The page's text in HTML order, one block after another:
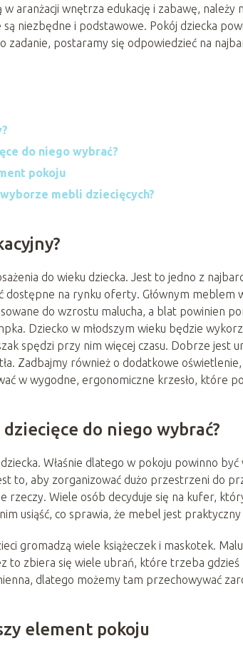
aranżacji wnętrza edukację i zabawę, należy
niezbędne i podstawowe. Pokój dziecka
zadanie, postaramy się odpowiedzieć na
do niego wybrać?
pokoju
mebli dziecięcych?
do wieku dziecka. Jest to jedno z
na rynku oferty. Głównym meblem
do wzrostu malucha, a blat powinien
Dziecko w młodszym wieku będzie
spędzi przy nim więcej czasu. Dobrze jest
Zadbajmy również o dodatkowe
w wygodne, ergonomiczne krzesło, które
do niego wybrać?
Właśnie dlatego w pokoju powinno
to, aby zorganizować dużo przestrzeni do
rzeczy. Wiele osób decyduje się na kufer,
usiąść, co sprawia, że mebel jest
gromadzą wiele książeczek i maskotek.
to zbiera się wiele ubrań, które trzeba gdzieś
dlatego możemy tam przechowywać
element pokoju